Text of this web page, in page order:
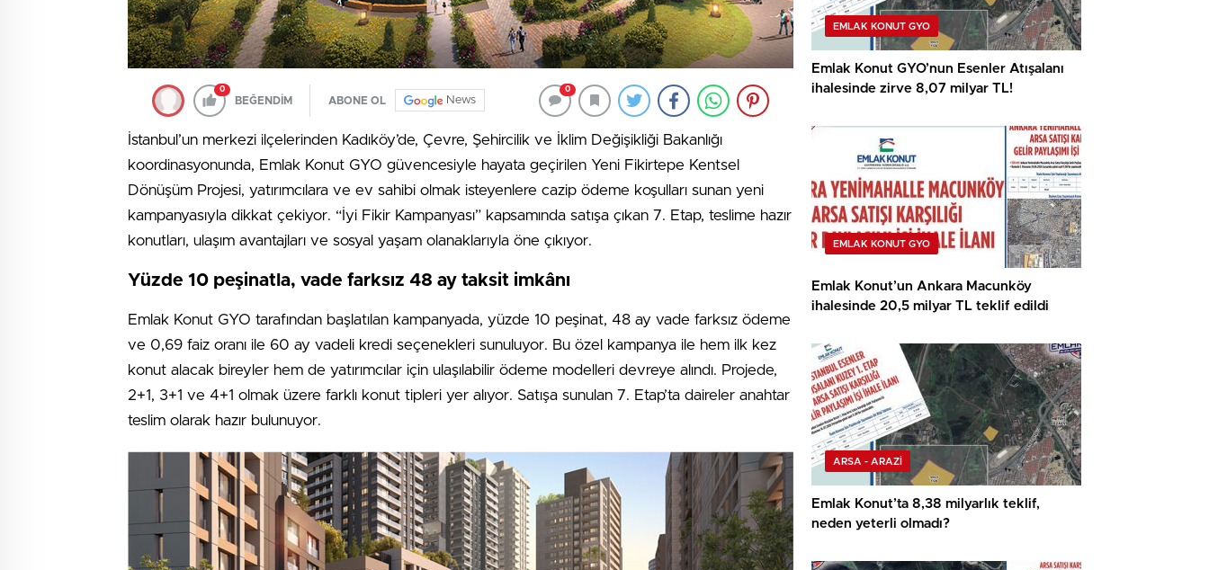
0
BEĞENDİM ABONE OL News
0
İstanbul’un merkezi ilçelerinden Kadıköy’de, Çevre, Şehircilik ve İklim Değişikliği Bakanlığı
koordinasyonunda, Emlak Konut GYO güvencesiyle hayata geçirilen Yeni Fikirtepe Kentsel
Dönüşüm Projesi, yatırımcılara ve ev sahibi olmak isteyenlere cazip ödeme koşulları sunan yeni
kampanyasıyla dikkat çekiyor. “İyi Fikir Kampanyası” kapsamında satışa çıkan 7. Etap, teslime hazır
konutları, ulaşım avantajları ve sosyal yaşam olanaklarıyla öne çıkıyor.
Yüzde 10 peşinatla, vade farksız 48 ay taksit imkânı
Emlak Konut GYO tarafından başlatılan kampanyada, yüzde 10 peşinat, 48 ay vade farksız ödeme
ve 0,69 faiz oranı ile 60 ay vadeli kredi seçenekleri sunuluyor. Bu özel kampanya ile hem ilk kez
konut alacak bireyler hem de yatırımcılar için ulaşılabilir ödeme modelleri devreye alındı. Projede,
2+1, 3+1 ve 4+1 olmak üzere farklı konut tipleri yer alıyor. Satışa sunulan 7. Etap’ta daireler anahtar
teslim olarak hazır bulunuyor.
EMLAK KONUT GYO
Emlak Konut GYO’nun Esenler Atışalanı
ihalesinde zirve 8,07 milyar TL!
EMLAK KONUT GYO
Emlak Konut’un Ankara Macunköy
ihalesinde 20,5 milyar TL teklif edildi
ARSA - ARAZİ
Emlak Konut’ta 8,38 milyarlık teklif,
neden yeterli olmadı?